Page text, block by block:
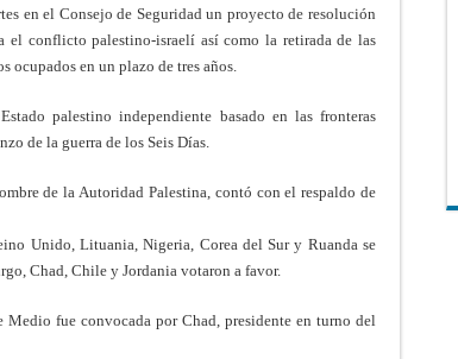
en el Consejo de Seguridad un proyecto de resolución
el conflicto palestino-israelí así como la retirada de las
ocupados en un plazo de tres años.
palestino independiente basado en las fronteras
de la guerra de los Seis Días.
de la Autoridad Palestina, contó con el respaldo de
Unido, Lituania, Nigeria, Corea del Sur y Ruanda se
Chad, Chile y Jordania votaron a favor.
fue convocada por Chad, presidente en turno del